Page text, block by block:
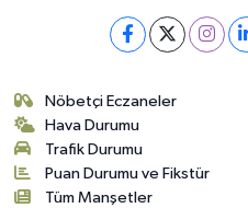
Nöbetçi Eczaneler
Hava Durumu
Trafik Durumu
Puan Durumu ve Fikstür
Tüm Manşetler